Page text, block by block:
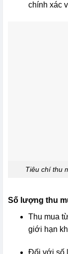
chính xác
Tiêu chí thu
Số lượng thu
Thu mua
giới hạn